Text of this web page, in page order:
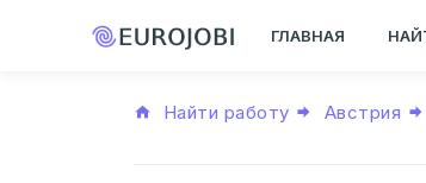
ГЛАВНАЯ
Найти работу Австрия